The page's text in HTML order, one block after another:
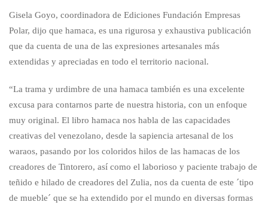
Gisela Goyo, coordinadora de Ediciones Fundación Empresas
Polar, dijo que hamaca, es una rigurosa y exhaustiva publicación
que da cuenta de una de las expresiones artesanales más
extendidas y apreciadas en todo el territorio nacional.
“La trama y urdimbre de una hamaca también es una excelente
excusa para contarnos parte de nuestra historia, con un enfoque
muy original. El libro hamaca nos habla de las capacidades
creativas del venezolano, desde la sapiencia artesanal de los
waraos, pasando por los coloridos hilos de las hamacas de los
creadores de Tintorero, así como el laborioso y paciente trabajo de
teñido e hilado de creadores del Zulia, nos da cuenta de este ´tipo
de mueble´ que se ha extendido por el mundo en diversas formas